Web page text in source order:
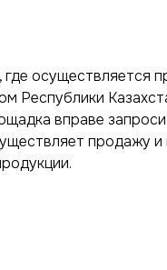
осуществляется
Республики
вправе
продажу и